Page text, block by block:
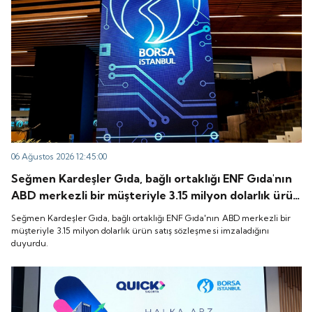
06 Ağustos 2026 12:45:00
Seğmen Kardeşler Gıda, bağlı ortaklığı ENF Gıda'nın
ABD merkezli bir müşteriyle 3.15 milyon dolarlık ürün
satış sözleşmesi imzaladığını duyurdu.
Seğmen Kardeşler Gıda, bağlı ortaklığı ENF Gıda'nın ABD merkezli bir
müşteriyle 3.15 milyon dolarlık ürün satış sözleşmesi imzaladığını
duyurdu.